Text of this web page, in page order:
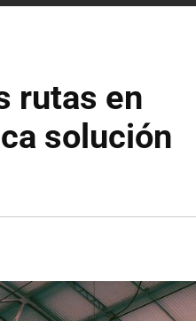
rutas en
solución